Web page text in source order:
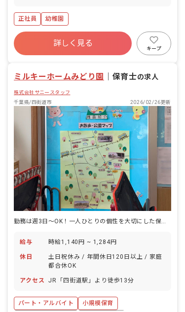
正社員 幼稚園
詳しく見る
キープ
ミルキーホームみどり園 保育士の求人
株式会社サニースタッフ
千葉県/四街道市
2026/02/26更新
給与 時給1,140円 ~ 1,284円
休日
土日祝休み / 年間休日120日以上 / 家庭
都合休OK
アクセス JR「四街道駅」より徒歩13分
パート・アルバイト
小規模保育